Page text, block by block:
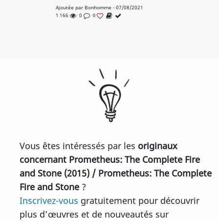
Ajoutée par Bonhomme - 07/08/2021
1 166
0 0
Vous êtes intéressés par les originaux
concernant Prometheus: The Complete Fire
and Stone (2015) / Prometheus: The Complete
Fire and Stone ?
Inscrivez-vous gratuitement pour découvrir
plus d’œuvres et de nouveautés sur